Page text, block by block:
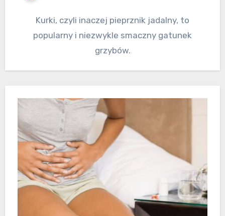
Kurki, czyli inaczej pieprznik jadalny, to
popularny i niezwykle smaczny gatunek
grzybów.